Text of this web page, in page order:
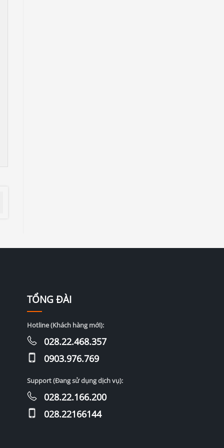
TỔNG ĐÀI
Hotline (Khách hàng mới):
028.22.468.357
0903.976.769
Support (Đang sử dụng dịch vụ):
028.22.166.200
028.22166144